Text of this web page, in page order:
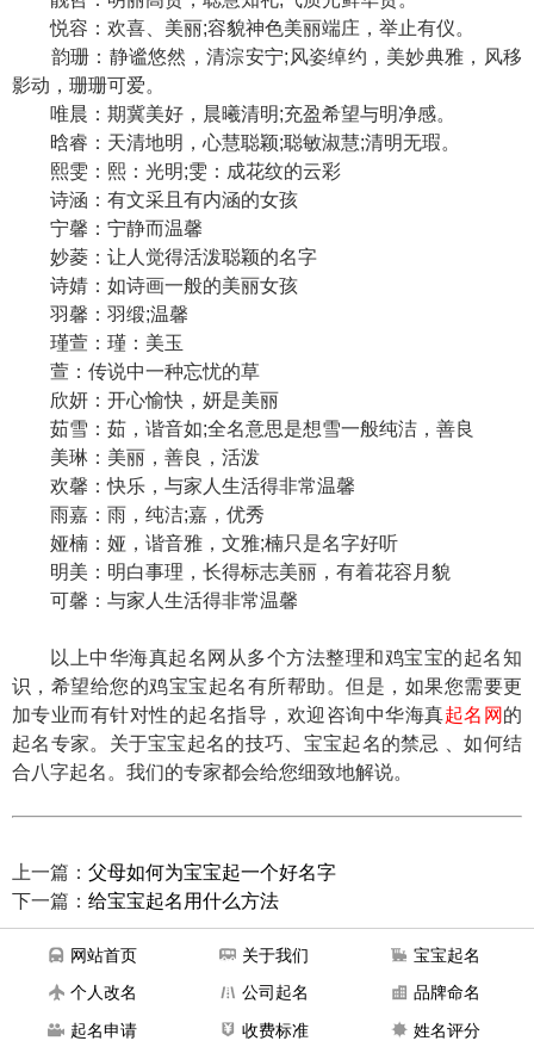
悦容：欢喜、美丽;容貌神色美丽端庄，举止有仪。
韵珊：静谧悠然，清淙安宁;风姿绰约，美妙典雅，风移
影动，珊珊可爱。
唯晨：期冀美好，晨曦清明;充盈希望与明净感。
晗睿：天清地明，心慧聪颖;聪敏淑慧;清明无瑕。
熙雯：熙：光明;雯：成花纹的云彩
诗涵：有文采且有内涵的女孩
宁馨：宁静而温馨
妙菱：让人觉得活泼聪颖的名字
诗婧：如诗画一般的美丽女孩
羽馨：羽缎;温馨
瑾萱：瑾：美玉
萱：传说中一种忘忧的草
欣妍：开心愉快，妍是美丽
茹雪：茹，谐音如;全名意思是想雪一般纯洁，善良
美琳：美丽，善良，活泼
欢馨：快乐，与家人生活得非常温馨
雨嘉：雨，纯洁;嘉，优秀
娅楠：娅，谐音雅，文雅;楠只是名字好听
明美：明白事理，长得标志美丽，有着花容月貌
可馨：与家人生活得非常温馨
以上中华海真起名网从多个方法整理和鸡宝宝的起名知
识，希望给您的鸡宝宝起名有所帮助。但是，如果您需要更
加专业而有针对性的起名指导，欢迎咨询中华海真起名网 的
起名专家。关于宝宝起名的技巧、宝宝起名的禁忌 、如何结
合八字起名。我们的专家都会给您细致地解说。
上一篇： 父母如何为宝宝起一个好名字
下一篇： 给宝宝起名用什么方法
网站首页 关于我们
宝宝起名
个人改名
公司起名
品牌命名
起名申请
收费标准 姓名评分